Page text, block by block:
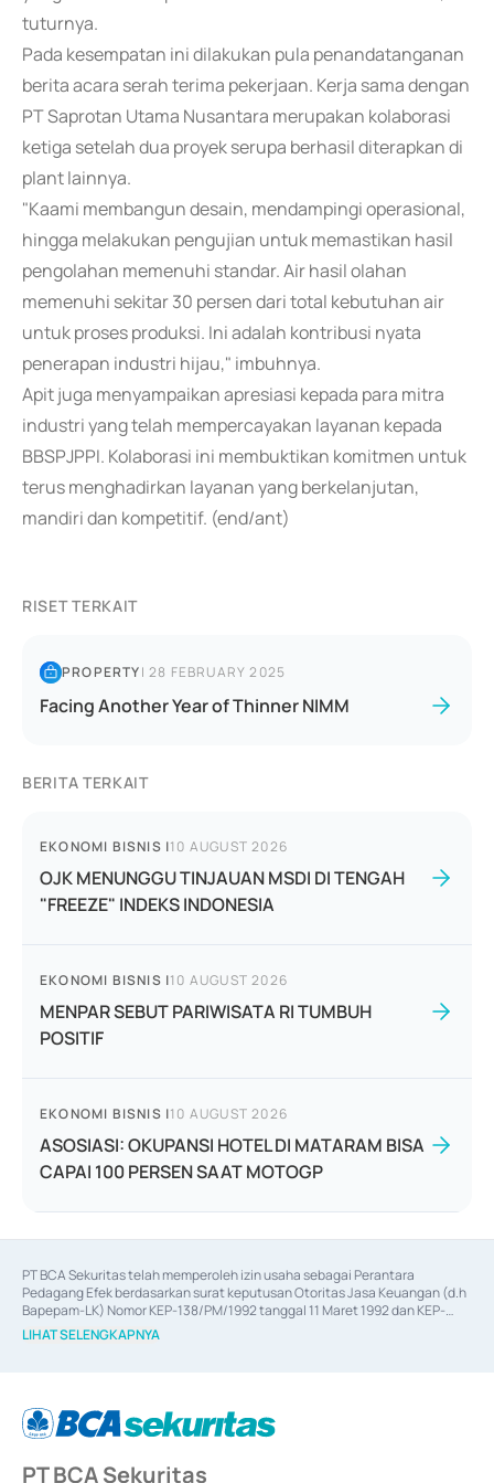
tuturnya.
Pada kesempatan ini dilakukan pula penandatanganan
berita acara serah terima pekerjaan. Kerja sama dengan
PT Saprotan Utama Nusantara merupakan kolaborasi
ketiga setelah dua proyek serupa berhasil diterapkan di
plant lainnya.
"Kaami membangun desain, mendampingi operasional,
hingga melakukan pengujian untuk memastikan hasil
pengolahan memenuhi standar. Air hasil olahan
memenuhi sekitar 30 persen dari total kebutuhan air
untuk proses produksi. Ini adalah kontribusi nyata
penerapan industri hijau," imbuhnya.
Apit juga menyampaikan apresiasi kepada para mitra
industri yang telah mempercayakan layanan kepada
BBSPJPPI. Kolaborasi ini membuktikan komitmen untuk
terus menghadirkan layanan yang berkelanjutan,
mandiri dan kompetitif. (end/ant)
RISET TERKAIT
PROPERTY|28 FEBRUARY 2025
Facing Another Year of Thinner NIMM
BERITA TERKAIT
EKONOMI BISNIS |10 AUGUST 2026
OJK MENUNGGU TINJAUAN MSDI DI TENGAH
"FREEZE" INDEKS INDONESIA
EKONOMI BISNIS |10 AUGUST 2026
MENPAR SEBUT PARIWISATA RI TUMBUH
POSITIF
EKONOMI BISNIS |10 AUGUST 2026
ASOSIASI: OKUPANSI HOTEL DI MATARAM BISA
CAPAI 100 PERSEN SAAT MOTOGP
PT BCA Sekuritas telah memperoleh izin usaha sebagai Perantara
Pedagang Efek berdasarkan surat keputusan Otoritas Jasa Keuangan (d.h
Bapepam-LK) Nomor KEP-138/PM/1992 tanggal 11 Maret 1992 dan KEP-
06/D.04/2014 tanggal 28 Februari 2014, izin usaha sebagai Penjamin Emisi
Efek berdasarkan surat keputusan Otoritas Jasa Keuangan Nomor KEP-
berdasarkan surat keputusan Otoritas Jasa Keuangan Nomor S-
67/PM.21/2017 tanggal 3 Februari 2017, dan beberapa izin usaha lainnya
Sertifikat Deposito di Pasar Uang yang izinnya diterbitkan pada tahun 2017
LIHAT SELENGKAPNYA
PT BCA Sekuritas